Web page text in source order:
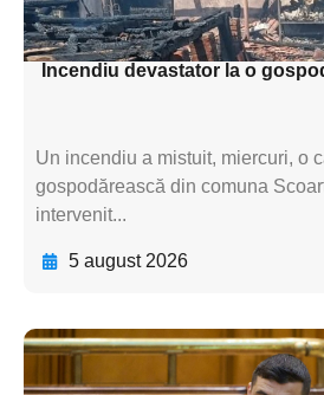
textul pentru
Incendiu devastator la o
Un incendiu a mistuit, miercuri, o
gospodărească din comuna
intervenit...
5 august 2026